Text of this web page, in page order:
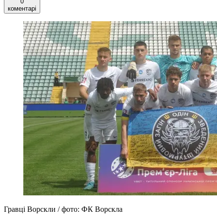
коментарі
Гравці Ворскли / фото: ФК Ворскла